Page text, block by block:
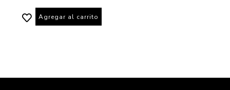
Agregar al carrito